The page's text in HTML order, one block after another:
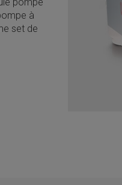
à
set de